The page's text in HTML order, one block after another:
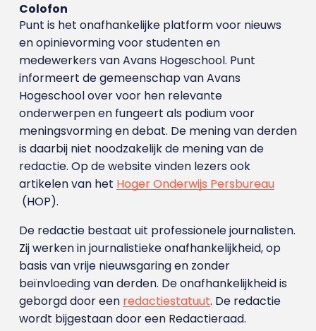
Colofon
Punt is het onafhankelijke platform voor nieuws
en opinievorming voor studenten en
medewerkers van Avans Hoge­school. Punt
informeert de gemeenschap van Avans
Hogeschool over voor hen relevante
onderwerpen en fungeert als podium voor
meningsvorming en debat. De mening van derden
is daarbij niet noodzakelijk de mening van de
redactie. Op de website vinden lezers ook
artikelen van het Hoger Onderwijs Persbureau
(HOP).
De redactie bestaat uit professionele journalisten.
Zij werken in journalistieke onafhankelijkheid, op
basis van vrije nieuwsgaring en zonder
beïnvloeding van derden. De onafhankelijkheid is
geborgd door een redactiestatuut. De redactie
wordt bijgestaan door een Redactieraad.